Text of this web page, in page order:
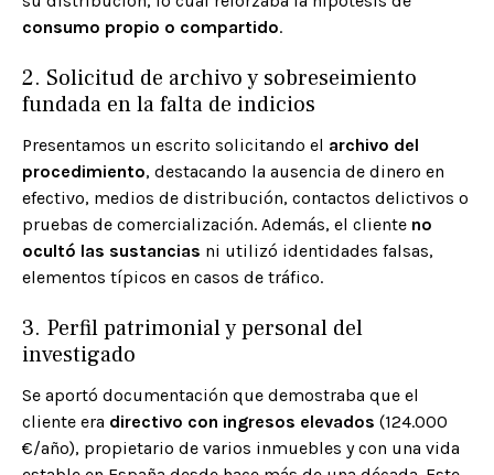
consumo propio o compartido.
2. Solicitud de archivo y sobreseimiento
fundada en la falta de indicios
Presentamos un escrito solicitando el archivo del
procedimiento, destacando la ausencia de dinero en
efectivo, medios de distribución, contactos delictivos o
pruebas de comercialización. Además, el cliente no
ocultó las sustancias ni utilizó identidades falsas,
elementos típicos en casos de tráfico.
3. Perfil patrimonial y personal del
investigado
Se aportó documentación que demostraba que el
cliente era directivo con ingresos elevados (124.000
€/año), propietario de varios inmuebles y con una vida